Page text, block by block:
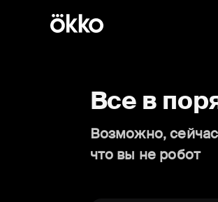
Все в
Возможно,
что вы не робот